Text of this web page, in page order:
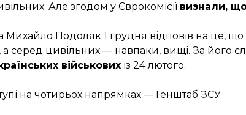
Але згодом у Єврокомісії визнали,
Подоляк 1 грудня відповів на це, що
а серед цивільних — навпаки, вищі. За його
військових із 24 лютого.
на чотирьох напрямках — Генштаб ЗСУ